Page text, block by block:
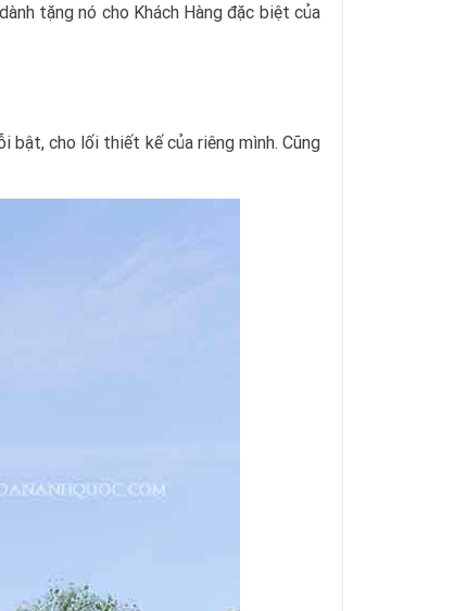
tặng nó cho Khách Hàng đặc biệt của
bật, cho lối thiết kế của riêng mình. Cũng